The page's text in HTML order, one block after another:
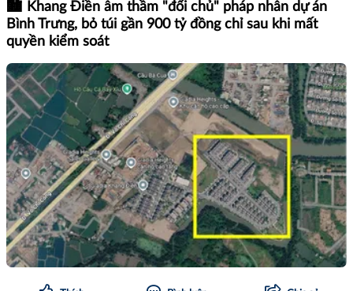
🏙️ Khang Điền âm thầm "đổi chủ" pháp nhân dự án
Bình Trưng, bỏ túi gần 900 tỷ đồng chỉ sau khi mất
quyền kiểm soát